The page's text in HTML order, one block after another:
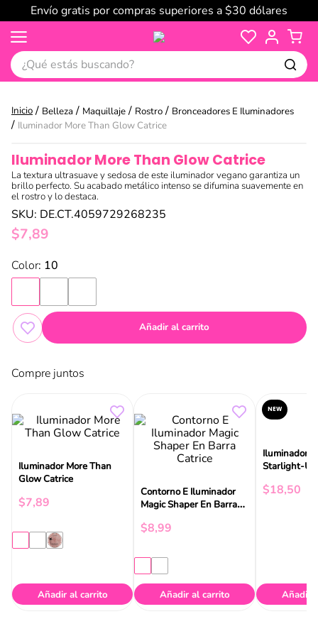
Envío gratis por compras superiores a $30 dólares
¿Qué estás buscando?
Belleza Maquillaje Rostro
Bronceadores E Iluminadores
Iluminador More Than Glow Catrice
Iluminador More Than Glow Catrice
La textura ultrasuave y sedosa de este iluminador vegano garantiza un
brillo perfecto. Su acabado metálico intenso se difumina suavemente en
el rostro y lo destaca.
SKU: DE.CT.4059729268235
$7,89
: 10
Añadir al carrito
Compre juntos
Glow Catrice
Añadir al carrito
Contorno E Iluminador
Magic Shaper En Barra
$8,99
Añadir al carrito
NEW
Iluminador
Starlight-Up
$18,50
Añadir